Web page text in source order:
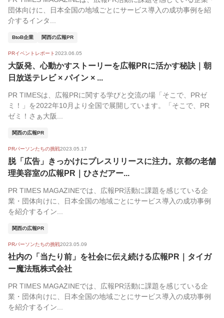
団体向けに、日本全国の地域ごとにサービス導入の成功事例を紹
介するインタ...
BtoB企業 関西の広報PR
PRイベントレポート2023.06.05
大阪発、心動かすストーリーを広報PRに活かす秘訣｜朝
日放送テレビ × パイン × ...
PR TIMESは、広報PRに関する学びと交流の場「そこで、PRゼ
ミ！」を2022年10月より全国で展開しています。「そこで、PR
ゼミ！さぁ大阪...
関西の広報PR
PRパーソンたちの挑戦2023.05.17
脱「広告」きっかけにプレスリリースに注力。京都の老舗
理美容室の広報PR｜ひさだアー...
PR TIMES MAGAZINEでは、広報PR活動に課題を感じている企
業・団体向けに、日本全国の地域ごとにサービス導入の成功事例
を紹介するイン...
関西の広報PR
PRパーソンたちの挑戦2023.05.09
社内の「当たり前」を社会に伝え続ける広報PR｜タイガ
ー魔法瓶株式会社
PR TIMES MAGAZINEでは、広報PR活動に課題を感じている企
業・団体向けに、日本全国の地域ごとにサービス導入の成功事例
を紹介するイン...